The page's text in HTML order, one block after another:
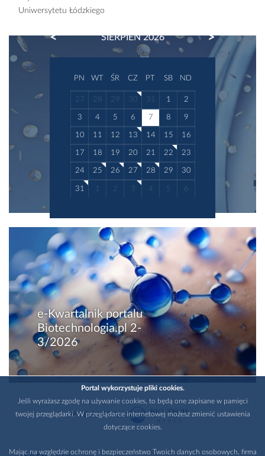
Uniwersytetu Łódzkiego
SIERPIEŃ 2026
PREVIOUS NEXT
PN WT ŚR CZ PT SB ND
27 28 29 30 31 1 2
3 4 5 6 7 8 9
10 11 12 13 14 15 16
17 18 19 20 21 22 23
24 25 26 27 28 29 30
31 1 2 3 4 5 6
e-Kwartalnik portalu
Biotechnologia.pl 2-
3/2026
WYDAWCA
Portal wykorzystuje pliki cookies.
Jeśli wyrażasz zgodę na używanie cookies, to będą one zapisane w pamięci
twojej przeglądarki. W przeglądarce internetowej możesz zmienić ustawienia
dotyczące cookies.
Mając na względzie ochronę i bezpieczeństwo Twoich danych osobowych, firma